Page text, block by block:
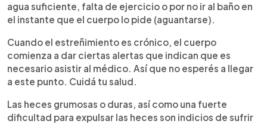
agua suficiente, falta de ejercicio o por no ir al baño en
el instante que el cuerpo lo pide (aguantarse).
Cuando el estreñimiento es crónico, el cuerpo
comienza a dar ciertas alertas que indican que es
necesario asistir al médico. Así que no esperés a llegar
a este punto. Cuidá tu salud.
Las heces grumosas o duras, así como una fuerte
dificultad para expulsar las heces son indicios de sufrir